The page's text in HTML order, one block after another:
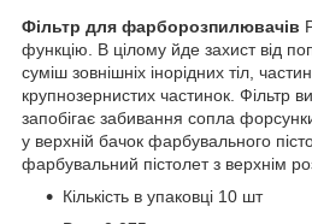
Фільтр для фарборозпилювачів
функцію. В цілому йде захист від
суміш зовнішніх інорідних тіл,
крупнозернистих частинок. Фільтр
запобігає забивання сопла
у верхній бачок фарбувального
фарбувальний пістолет з верхнім
Кількість в упаковці 10 шт